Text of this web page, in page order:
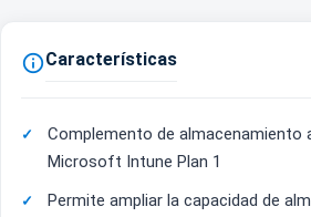
Características
Complemento de almacenamiento
Microsoft Intune Plan 1
Permite ampliar la capacidad de